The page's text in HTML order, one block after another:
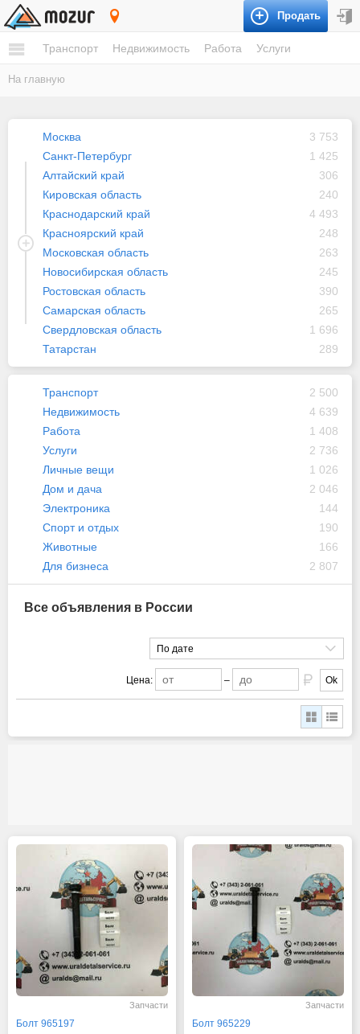
Продать
Транспорт Недвижимость Работа Услуги
На главную
Москва
3 753
Санкт-Петербург
1 425
Алтайский край
306
Кировская область
240
Краснодарский край
4 493
Красноярский край
248
Московская область
263
Новосибирская область
245
Ростовская область
390
Самарская область
265
Свердловская область
1 696
Татарстан
289
Транспорт
2 500
Недвижимость
4 639
Работа
1 408
Услуги
2 736
Личные вещи
1 026
Дом и дача
2 046
Электроника
144
Спорт и отдых
190
Животные
166
Для бизнеса
2 807
Все объявления в России
По дате
Цена: – Ok
Запчасти
Болт 965197
Запчасти
Болт 965229